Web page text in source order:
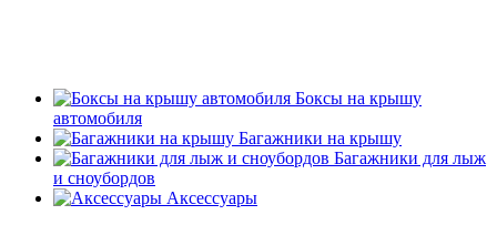
Боксы на крышу
автомобиля
Багажники на крышу
Багажники для лыж
и сноубордов
Аксессуары